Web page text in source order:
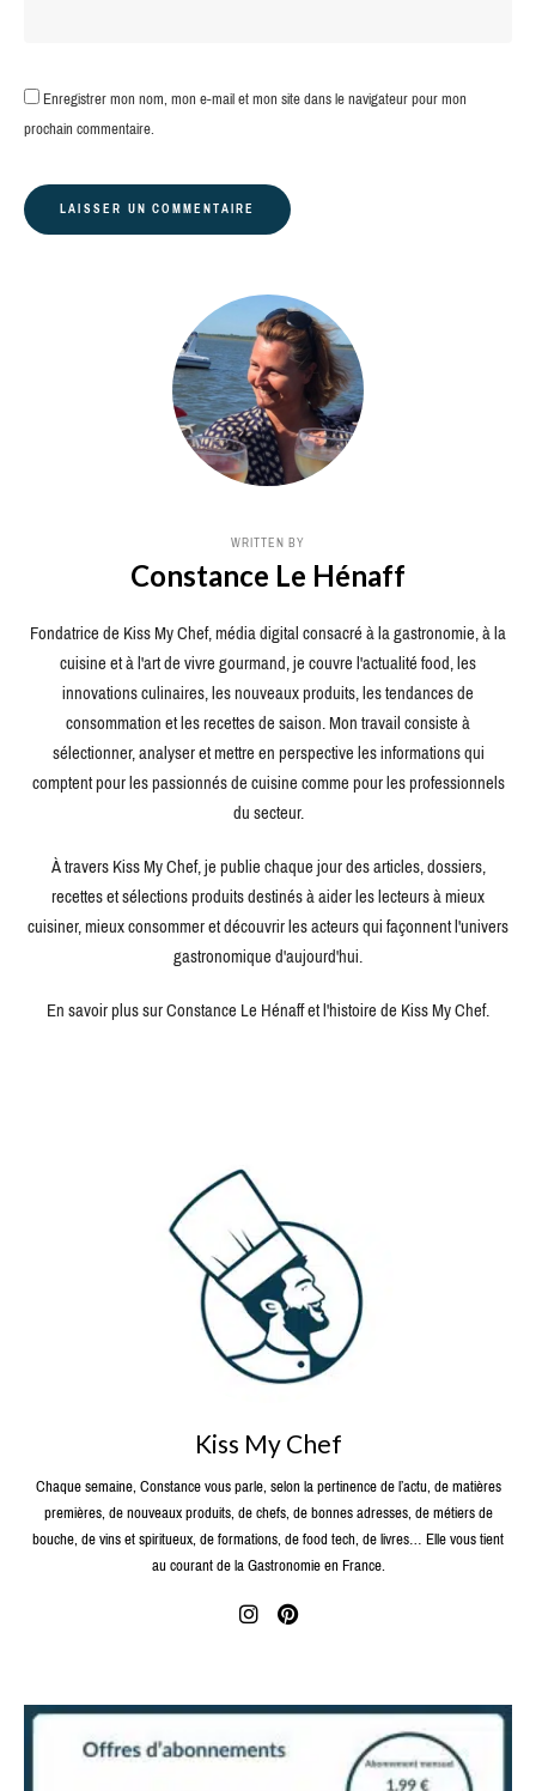
Enregistrer mon nom, mon e-mail et mon site dans le navigateur pour mon
prochain commentaire.
WRITTEN BY
Constance Le Hénaff
Fondatrice de Kiss My Chef, média digital consacré à la gastronomie, à la
cuisine et à l'art de vivre gourmand, je couvre l'actualité food, les
innovations culinaires, les nouveaux produits, les tendances de
consommation et les recettes de saison. Mon travail consiste à
sélectionner, analyser et mettre en perspective les informations qui
comptent pour les passionnés de cuisine comme pour les professionnels
du secteur.
À travers Kiss My Chef, je publie chaque jour des articles, dossiers,
recettes et sélections produits destinés à aider les lecteurs à mieux
cuisiner, mieux consommer et découvrir les acteurs qui façonnent l'univers
gastronomique d'aujourd'hui.
En savoir plus sur Constance Le Hénaff et l'histoire de Kiss My Chef.
Kiss My Chef
Chaque semaine, Constance vous parle, selon la pertinence de l’actu, de matières
premières, de nouveaux produits, de chefs, de bonnes adresses, de métiers de
bouche, de vins et spiritueux, de formations, de food tech, de livres… Elle vous tient
au courant de la Gastronomie en France.